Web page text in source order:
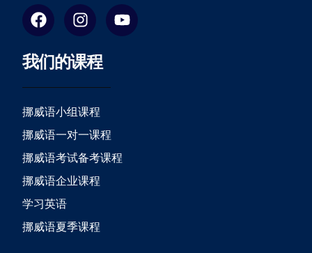
F
a
c
e
b
o
o
k
I
n
s
t
a
g
r
a
m
Y
o
u
我们的课程
挪威语小组课程
挪威语一对一课程
挪威语考试备考课程
挪威语企业课程
学习英语
挪威语夏季课程